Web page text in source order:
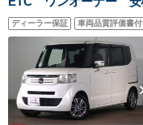
インテリキー プッシュ
プ 純正14インチアル
ディーラー保証 車両品質評価書付